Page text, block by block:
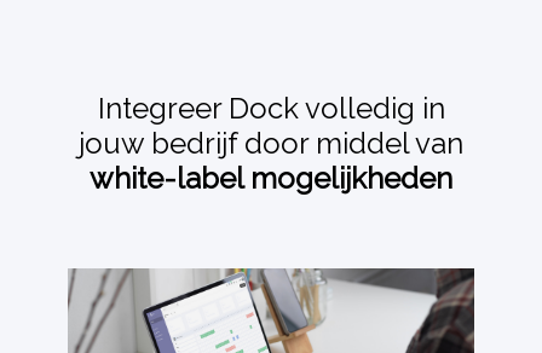
Integreer Dock volledig in
jouw bedrijf door middel van
white-label mogelijkheden